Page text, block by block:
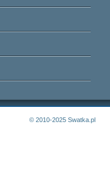
© 2010-2025 Swatka.pl